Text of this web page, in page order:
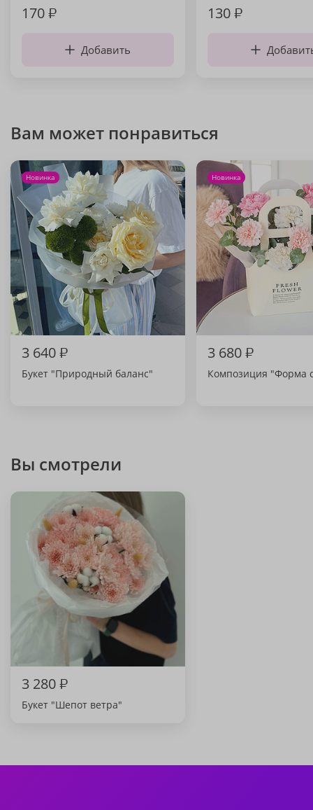
170₽
Добавить
130₽
Вам может понравиться
Новинка
3 640₽
Букет "Природный баланс"
Новинка
3 680₽
Композиция "Форма
Вы смотрели
3 280₽
Букет "Шепот ветра"